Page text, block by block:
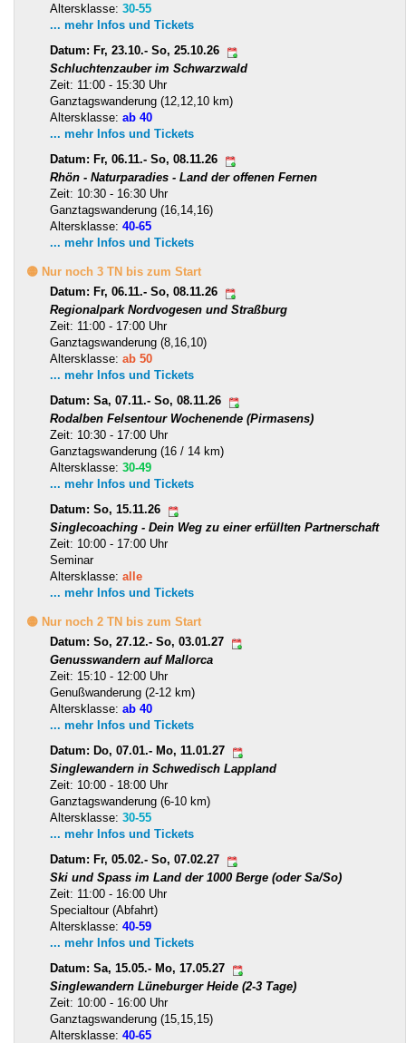
Altersklasse: 30-55
... mehr Infos und Tickets
Datum: Fr, 23.10.- So, 25.10.26
Schluchtenzauber im Schwarzwald
Zeit: 11:00 - 15:30 Uhr
Ganztagswanderung (12,12,10 km)
Altersklasse: ab 40
... mehr Infos und Tickets
Datum: Fr, 06.11.- So, 08.11.26
Rhön - Naturparadies - Land der offenen Fernen
Zeit: 10:30 - 16:30 Uhr
Ganztagswanderung (16,14,16)
Altersklasse: 40-65
... mehr Infos und Tickets
🟡 Nur noch 3 TN bis zum Start
Datum: Fr, 06.11.- So, 08.11.26
Regionalpark Nordvogesen und Straßburg
Zeit: 11:00 - 17:00 Uhr
Ganztagswanderung (8,16,10)
Altersklasse: ab 50
... mehr Infos und Tickets
Datum: Sa, 07.11.- So, 08.11.26
Rodalben Felsentour Wochenende (Pirmasens)
Zeit: 10:30 - 17:00 Uhr
Ganztagswanderung (16 / 14 km)
Altersklasse: 30-49
... mehr Infos und Tickets
Datum: So, 15.11.26
Singlecoaching - Dein Weg zu einer erfüllten Partnerschaft
Zeit: 10:00 - 17:00 Uhr
Seminar
Altersklasse: alle
... mehr Infos und Tickets
🟡 Nur noch 2 TN bis zum Start
Datum: So, 27.12.- So, 03.01.27
Genusswandern auf Mallorca
Zeit: 15:10 - 12:00 Uhr
Genußwanderung (2-12 km)
Altersklasse: ab 40
... mehr Infos und Tickets
Datum: Do, 07.01.- Mo, 11.01.27
Singlewandern in Schwedisch Lappland
Zeit: 10:00 - 18:00 Uhr
Ganztagswanderung (6-10 km)
Altersklasse: 30-55
... mehr Infos und Tickets
Datum: Fr, 05.02.- So, 07.02.27
Ski und Spass im Land der 1000 Berge (oder Sa/So)
Zeit: 11:00 - 16:00 Uhr
Specialtour (Abfahrt)
Altersklasse: 40-59
... mehr Infos und Tickets
Datum: Sa, 15.05.- Mo, 17.05.27
Singlewandern Lüneburger Heide (2-3 Tage)
Zeit: 10:00 - 16:00 Uhr
Ganztagswanderung (15,15,15)
Altersklasse: 40-65